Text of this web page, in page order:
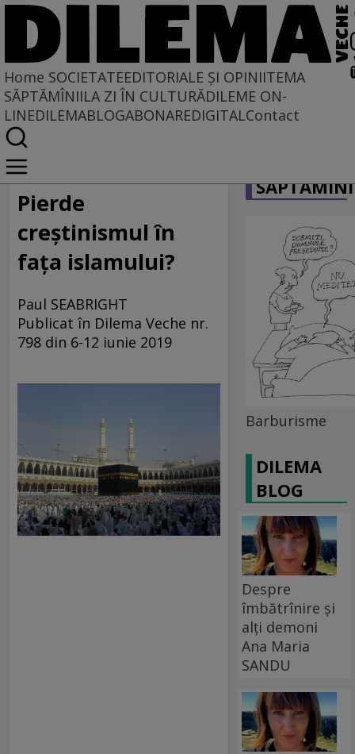
Home SOCIETATEEDITORIALE ȘI OPINIITEMA
SĂPTĂMÎNIILA ZI ÎN CULTURĂDILEME ON-
LINEDILEMABLOGABONAREDIGITALContact
Home
Societate
Pierde
creștinismul în
fața islamului?
Paul SEABRIGHT
Publicat în Dilema Veche nr.
798 din 6-12 iunie 2019
Barburisme
DILEMA
BLOG
Despre
îmbătrînire și
alți demoni
Ana Maria
SANDU